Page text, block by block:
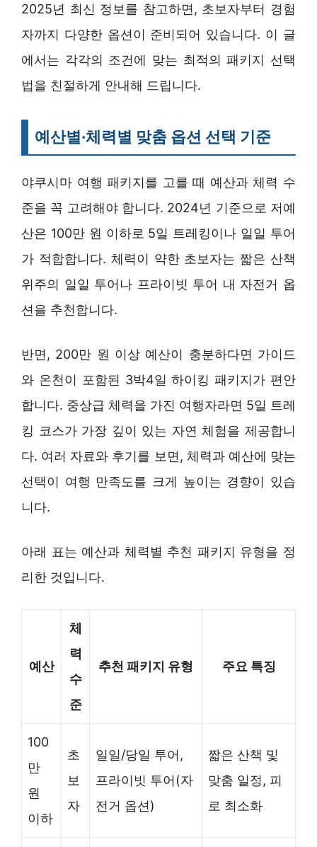
2025년 최신 정보를 참고하면, 초보자부터 경험
자까지 다양한 옵션이 준비되어 있습니다. 이 글
에서는 각각의 조건에 맞는 최적의 패키지 선택
법을 친절하게 안내해 드립니다.
예산별·체력별 맞춤 옵션 선택 기준
야쿠시마 여행 패키지를 고를 때 예산과 체력 수
준을 꼭 고려해야 합니다. 2024년 기준으로 저예
산은 100만 원 이하로 5일 트레킹이나 일일 투어
가 적합합니다. 체력이 약한 초보자는 짧은 산책
위주의 일일 투어나 프라이빗 투어 내 자전거 옵
션을 추천합니다.
반면, 200만 원 이상 예산이 충분하다면 가이드
와 온천이 포함된 3박4일 하이킹 패키지가 편안
합니다. 중상급 체력을 가진 여행자라면 5일 트레
킹 코스가 가장 깊이 있는 자연 체험을 제공합니
다. 여러 자료와 후기를 보면, 체력과 예산에 맞는
선택이 여행 만족도를 크게 높이는 경향이 있습
니다.
아래 표는 예산과 체력별 추천 패키지 유형을 정
리한 것입니다.
예산
체
력
수
준
추천 패키지 유형 주요 특징
100
만
원
이하
초
보
자
일일/당일 투어,
프라이빗 투어(자
전거 옵션)
짧은 산책 및
맞춤 일정, 피
로 최소화